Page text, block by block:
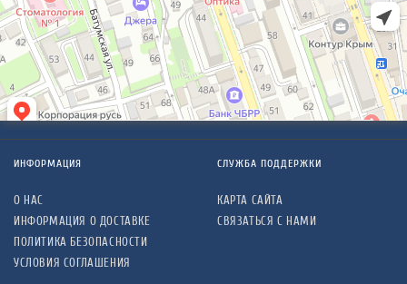
ИНФОРМАЦИЯ
О НАС
ИНФОРМАЦИЯ О ДОСТАВКЕ
ПОЛИТИКА БЕЗОПАСНОСТИ
УСЛОВИЯ СОГЛАШЕНИЯ
СЛУЖБА ПОДДЕРЖКИ
КАРТА САЙТА
СВЯЗАТЬСЯ С НАМИ